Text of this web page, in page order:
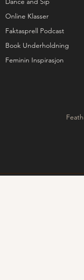
Online Klasser
Faktasprell Podcast
Book Underholdning
Feminin Inspirasjon